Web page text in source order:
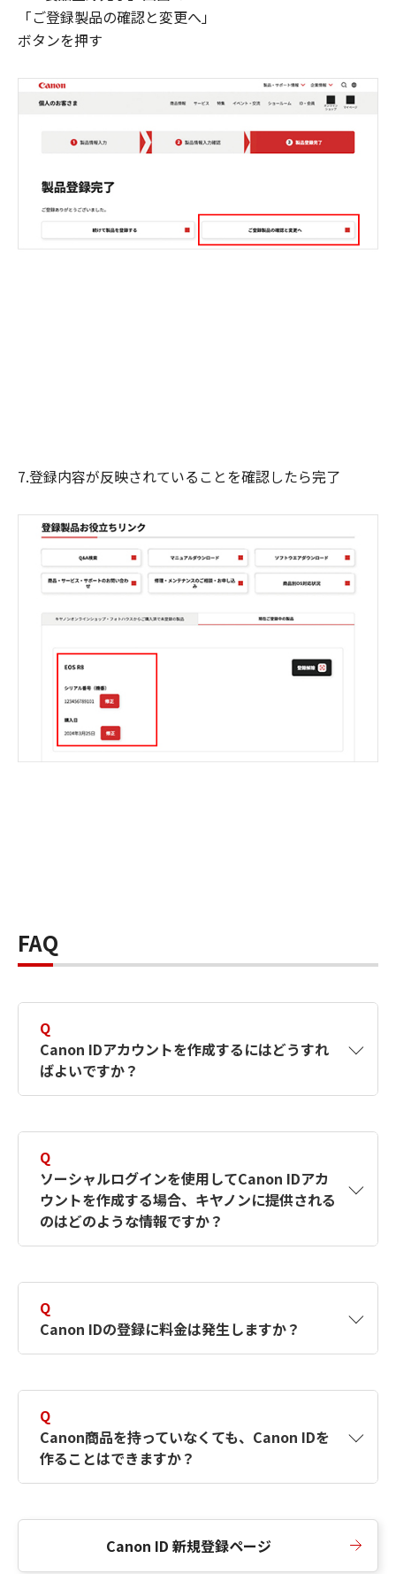
「ご登録製品の確認と変更へ」
ボタンを押す
7.登録内容が反映されていることを確認したら完了
FAQ
Q
Canon IDアカウントを作成するにはどうすれ
ばよいですか？
す。詳しい作成方法は【カメラ】Canon IDとは
何ですか？Canon IDの作成方法は？をご確認く
ださい。
Q
ソーシャルログインを使用してCanon IDアカ
ウントを作成する場合、キヤノンに提供される
のはどのような情報ですか？
択したサービスから取得します。アカウントを
簡単に作成できるように、この情報を使用して
Canon IDの登録フォームを入力します。
Q
Canon IDの登録に料金は発生しますか？
Q
Canon商品を持っていなくても、Canon IDを
作ることはできますか？
Canon ID 新規登録ページ